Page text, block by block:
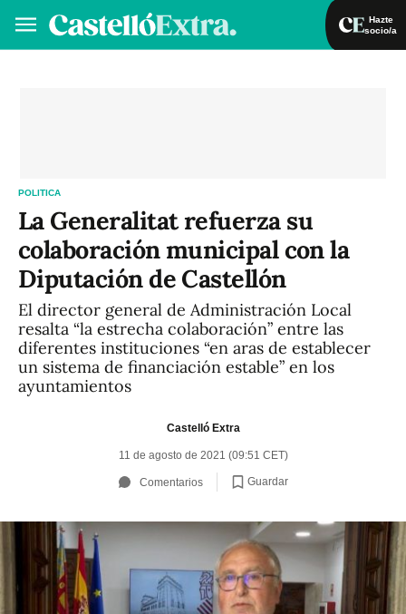
Hazte
socio/a
POLITICA
La Generalitat refuerza su
colaboración municipal con la
Diputación de Castellón
El director general de Administración Local
resalta “la estrecha colaboración” entre las
diferentes instituciones “en aras de establecer
un sistema de financiación estable” en los
ayuntamientos
Castelló Extra
11 de agosto de 2021 (09:51 CET)
Comentarios Guardar